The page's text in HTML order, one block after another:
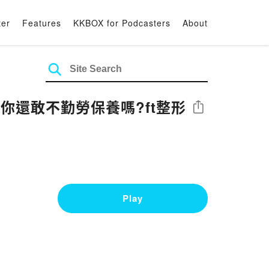
Features KKBOX for Podcasters About
還敢不勤勞保養嗎?ft整形
Share
Play